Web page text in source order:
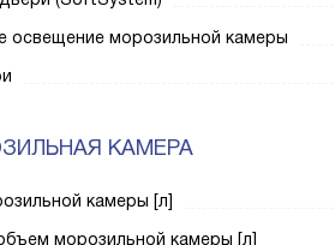
освещение морозильной камеры
КАМЕРА
камеры [л]
морозильной камеры [л]